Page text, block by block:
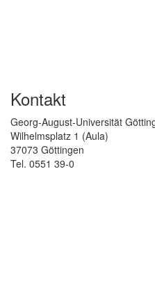
Kontakt
Georg-August-Universität
Wilhelmsplatz 1 (Aula)
37073 Göttingen
Tel. 0551 39-0